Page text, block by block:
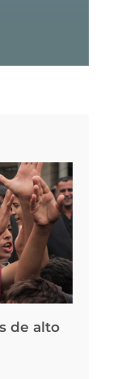
de alto